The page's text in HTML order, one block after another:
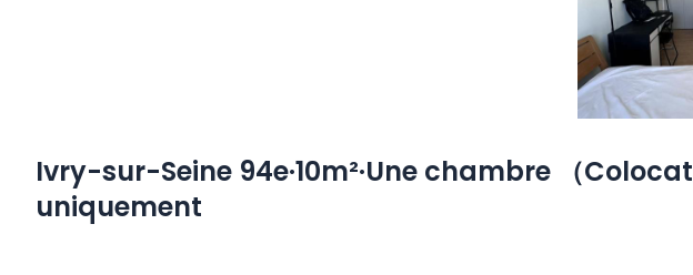
Ivry-sur-Seine 94e·10m²·Une chambre （
uniquement